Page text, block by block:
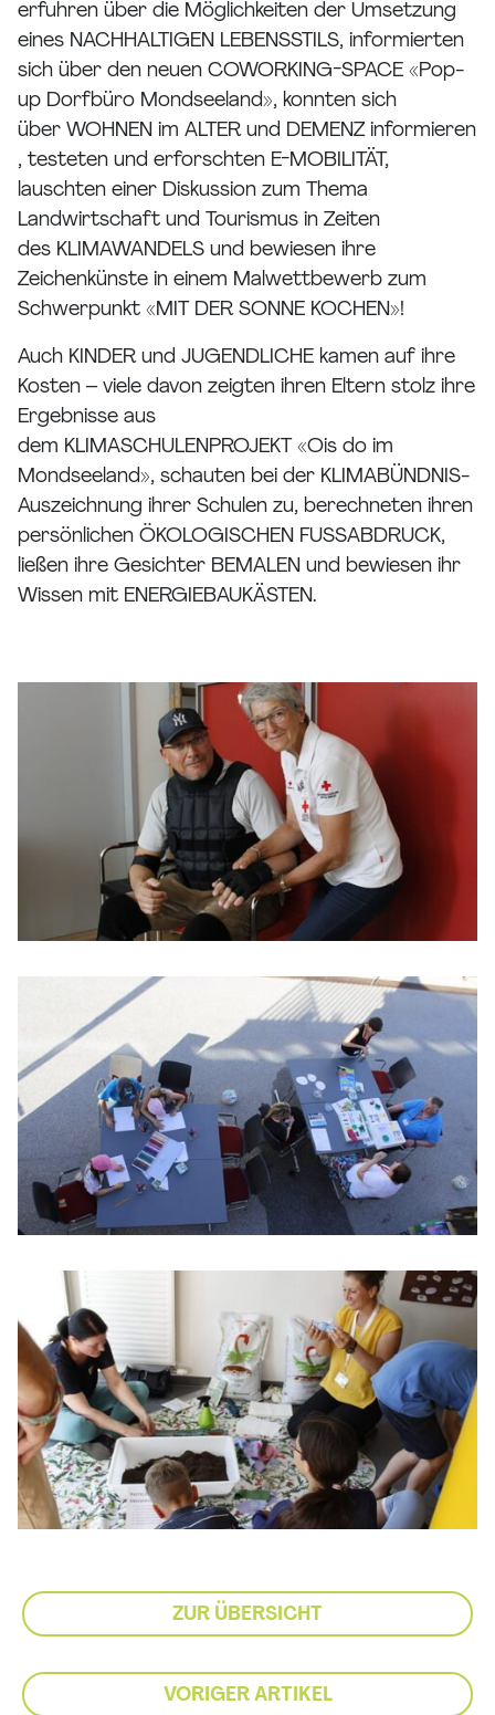
erfuhren über die Möglichkeiten der Umsetzung
eines NACHHALTIGEN LEBENSSTILS, informierten
sich über den neuen COWORKING-SPACE «Pop-
up Dorfbüro Mondseeland», konnten sich
über WOHNEN im ALTER und DEMENZ informieren
, testeten und erforschten E-MOBILITÄT,
lauschten einer Diskussion zum Thema
Landwirtschaft und Tourismus in Zeiten
des KLIMAWANDELS und bewiesen ihre
Zeichenkünste in einem Malwettbewerb zum
Schwerpunkt «MIT DER SONNE KOCHEN»!
Auch KINDER und JUGENDLICHE kamen auf ihre
Kosten – viele davon zeigten ihren Eltern stolz ihre
Ergebnisse aus
dem KLIMASCHULENPROJEKT «Ois do im
Mondseeland», schauten bei der KLIMABÜNDNIS-
Auszeichnung ihrer Schulen zu, berechneten ihren
persönlichen ÖKOLOGISCHEN FUSSABDRUCK,
ließen ihre Gesichter BEMALEN und bewiesen ihr
Wissen mit ENERGIEBAUKÄSTEN.
ZUR ÜBERSICHT
VORIGER ARTIKEL